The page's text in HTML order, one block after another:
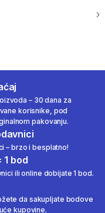
– 30 dana za
korisnike, pod
pakovanju.
– brzo i besplatno!
1 bod
ili online dobijate 1 bod.
da sakupljate bodove
kupovine.